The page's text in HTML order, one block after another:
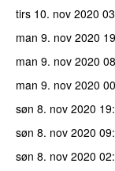
tirs 10. nov 2020
man 9. nov 2020
man 9. nov 2020
man 9. nov 2020
søn 8. nov 2020
søn 8. nov 2020
søn 8. nov 2020